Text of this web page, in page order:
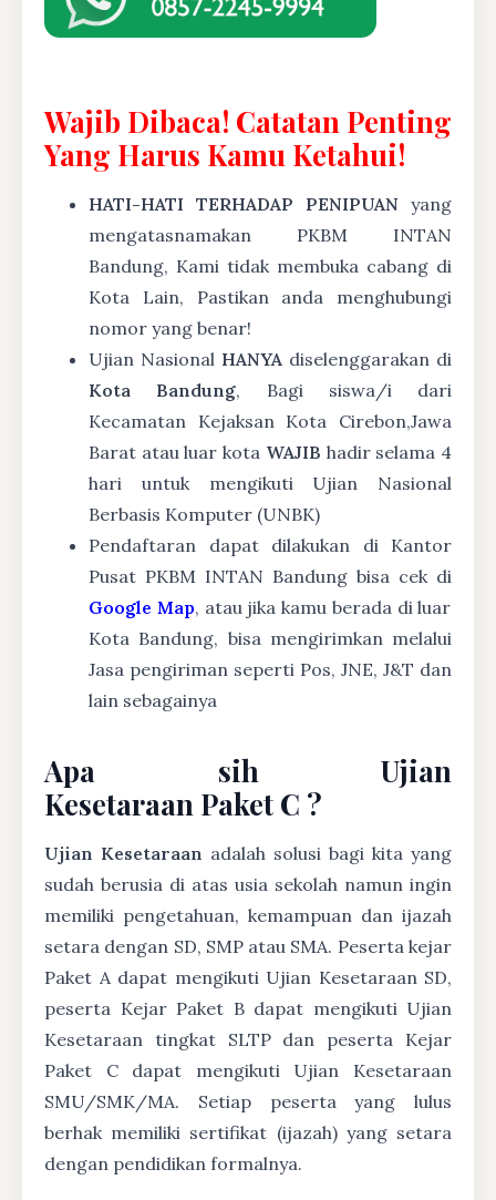
Wajib Dibaca! Catatan Penting
Yang Harus Kamu Ketahui!
HATI-HATI TERHADAP PENIPUAN yang
mengatasnamakan PKBM INTAN
Bandung, Kami tidak membuka cabang di
Kota Lain, Pastikan anda menghubungi
nomor yang benar!
Ujian Nasional HANYA diselenggarakan di
Kota Bandung, Bagi siswa/i dari
Kecamatan Kejaksan Kota Cirebon,Jawa
Barat atau luar kota WAJIB hadir selama 4
hari untuk mengikuti Ujian Nasional
Berbasis Komputer (UNBK)
Pendaftaran dapat dilakukan di Kantor
Pusat PKBM INTAN Bandung bisa cek di
Google Map, atau jika kamu berada di luar
Kota Bandung, bisa mengirimkan melalui
Jasa pengiriman seperti Pos, JNE, J&T dan
lain sebagainya
Apa sih Ujian
Kesetaraan Paket C ?
Ujian Kesetaraan adalah solusi bagi kita yang
sudah berusia di atas usia sekolah namun ingin
memiliki pengetahuan, kemampuan dan ijazah
setara dengan SD, SMP atau SMA. Peserta kejar
Paket A dapat mengikuti Ujian Kesetaraan SD,
peserta Kejar Paket B dapat mengikuti Ujian
Kesetaraan tingkat SLTP dan peserta Kejar
Paket C dapat mengikuti Ujian Kesetaraan
SMU/SMK/MA. Setiap peserta yang lulus
berhak memiliki sertifikat (ijazah) yang setara
dengan pendidikan formalnya.